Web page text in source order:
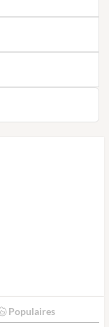
Populaires